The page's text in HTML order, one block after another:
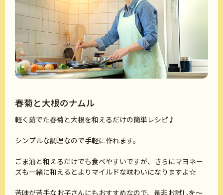
春菊と大根のナムル
軽く茹でた春菊と大根を和えるだけの簡単レシピ♪
シンプルな調理なので手軽に作れます。
ごま油と和えるだけでも食べやすいですが、さらにマヨネー
ズも一緒に和えるとよりマイルドな味わいになりますよ☆
苦味が苦手なお子さんにもおすすめなので、是非お試しを～